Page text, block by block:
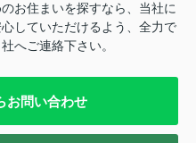
お住まいを探すなら、当社に
していただけるよう、全力で
へご連絡下さい。
お問い合わせ